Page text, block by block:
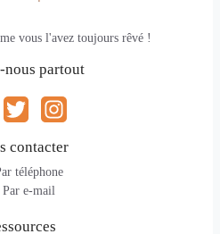
vous l'avez toujours rêvé !
nous partout
contacter
téléphone
Par e-mail